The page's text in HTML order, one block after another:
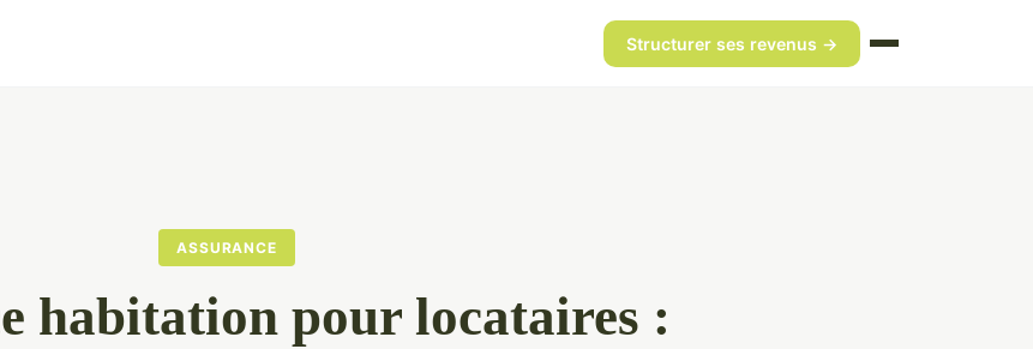
Structurer ses revenus →
ASSURANCE
habitation pour locataires :